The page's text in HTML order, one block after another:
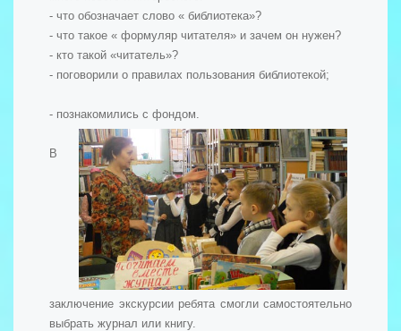
- что обозначает слово « библиотека»?
- что такое « формуляр читателя» и зачем он нужен?
- кто такой «читатель»?
- поговорили о правилах пользования библиотекой;
- познакомились с фондом.
В
заключение экскурсии ребята смогли самостоятельно
выбрать журнал или книгу.